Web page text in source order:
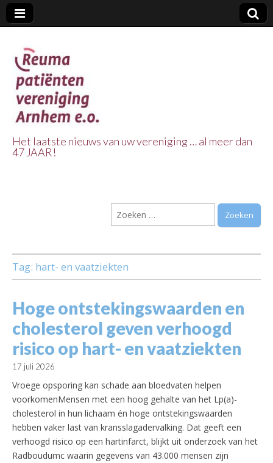
Vereniging
Arnhem e.o.
Het laatste nieuws van uw vereniging … al meer dan
47 JAAR!
Zoeken
naar:
Tag: hart- en vaatziekten
Hoge ontstekingswaarden en
cholesterol geven verhoogd
risico op hart- en vaatziekten
17 juli 2026
Vroege opsporing kan schade aan bloedvaten helpen
voorkomenMensen met een hoog gehalte van het Lp(a)-
cholesterol in hun lichaam én hoge ontstekingswaarden
hebben vaker last van kransslagadervalking. Dat geeft een
verhoogd risico op een hartinfarct, blijkt uit onderzoek van het
Radboudumc waarin gegevens van 43.000 mensen zijn